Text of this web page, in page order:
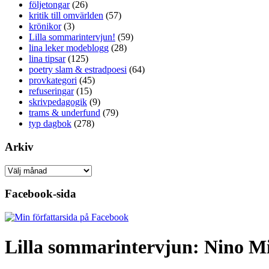
följetongar(26)
kritik till omvärlden (57)
krönikor(3)
Lilla sommarintervjun! (59)
lina leker modeblogg (28)
lina tipsar(125)
poetry slam & estradpoesi (64)
provkategori (45)
refuseringar(15)
skrivpedagogik (9)
trams & underfund (79)
typ dagbok (278)
Arkiv
Arkiv
Facebook-sida
Lilla sommarintervjun: Nino